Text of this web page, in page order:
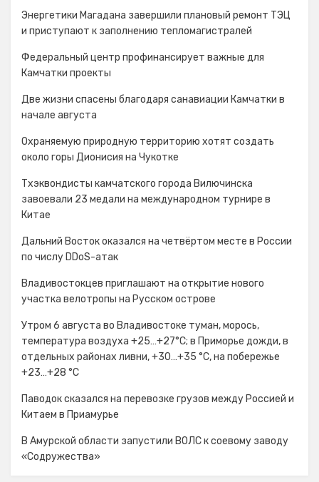
Энергетики Магадана завершили плановый ремонт ТЭЦ
и приступают к заполнению тепломагистралей
Федеральный центр профинансирует важные для
Камчатки проекты
Две жизни спасены благодаря санавиации Камчатки в
начале августа
Охраняемую природную территорию хотят создать
около горы Дионисия на Чукотке
Тхэквондисты камчатского города Вилючинска
завоевали 23 медали на международном турнире в
Китае
Дальний Восток оказался на четвёртом месте в России
по числу DDoS-атак
Владивостокцев приглашают на открытие нового
участка велотропы на Русском острове
Утром 6 августа во Владивостоке туман, морось,
температура воздуха +25…+27°С; в Приморье дожди, в
отдельных районах ливни, +30…+35 °C, на побережье
+23…+28 °C
Паводок сказался на перевозке грузов между Россией и
Китаем в Приамурье
В Амурской области запустили ВОЛС к соевому заводу
«Содружества»